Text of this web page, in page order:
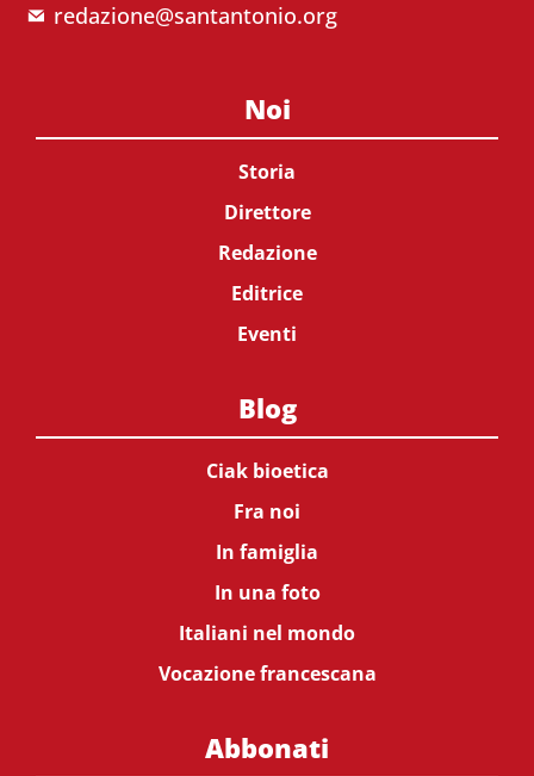
redazione@santantonio.org
Noi
Storia
Direttore
Redazione
Editrice
Eventi
Blog
Ciak bioetica
Fra noi
In famiglia
In una foto
Italiani nel mondo
Vocazione francescana
Abbonati